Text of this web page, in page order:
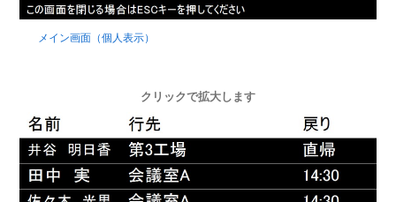
メイン画面（個人表示）
クリックで拡大します